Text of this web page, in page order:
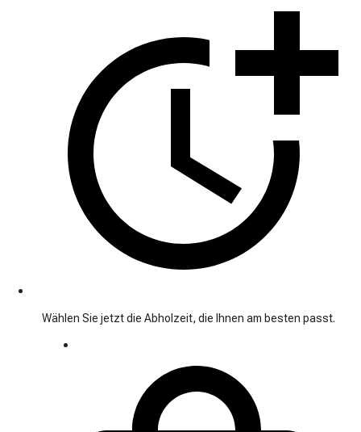
Wählen Sie jetzt die Abholzeit, die Ihnen am besten passt.